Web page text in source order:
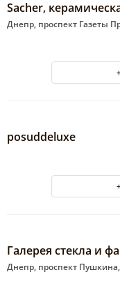
Sacher,
Днепр, проспект Газеты
posuddeluxe
Галерея стекла и
Днепр, проспект